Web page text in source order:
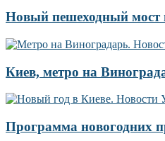
Новый пешеходный мост
Киев, метро на
Программа новогодних